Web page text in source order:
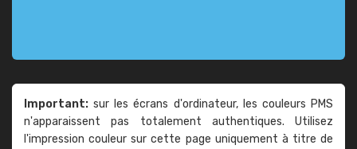
Important: sur les écrans d'ordinateur, les couleurs PMS
n'apparaissent pas totalement authentiques. Utilisez
l'impression couleur sur cette page uniquement à titre de